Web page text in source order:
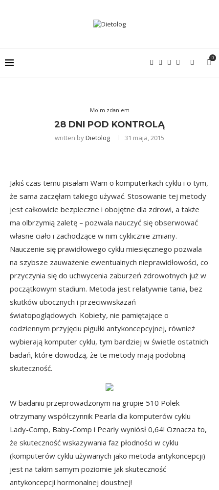
0
Moim zdaniem
28 DNI POD KONTROLĄ
written byDietolog 31 maja, 2015
Jakiś czas temu pisałam Wam o komputerkach cyklu i o tym,
że sama zaczęłam takiego używać. Stosowanie tej metody
jest całkowicie bezpieczne i obojętne dla zdrowi, a także
ma olbrzymią zaletę – pozwala nauczyć się obserwować
własne ciało i zachodzące w nim cyklicznie zmiany.
Nauczenie się prawidłowego cyklu miesięcznego pozwala
na szybsze zauważenie ewentualnych nieprawidłowości, co
przyczynia się do uchwycenia zaburzeń zdrowotnych już w
początkowym stadium. Metoda jest relatywnie tania, bez
skutków ubocznych i przeciwwskazań
światopoglądowych. Kobiety, nie pamiętające o
codziennym przyjęciu pigułki antykoncepcyjnej, również
wybierają komputer cyklu, tym bardziej w świetle ostatnich
badań, które dowodzą, że te metody mają podobną
skuteczność.
W badaniu przeprowadzonym na grupie 510 Polek
otrzymany współczynnik Pearla dla komputerów cyklu
Lady-Comp, Baby-Comp i Pearly wyniósł 0,64! Oznacza to,
że skuteczność wskazywania faz płodności w cyklu
(komputerów cyklu używanych jako metoda antykoncepcji)
jest na takim samym poziomie jak skuteczność
antykoncepcji hormonalnej doustnej!